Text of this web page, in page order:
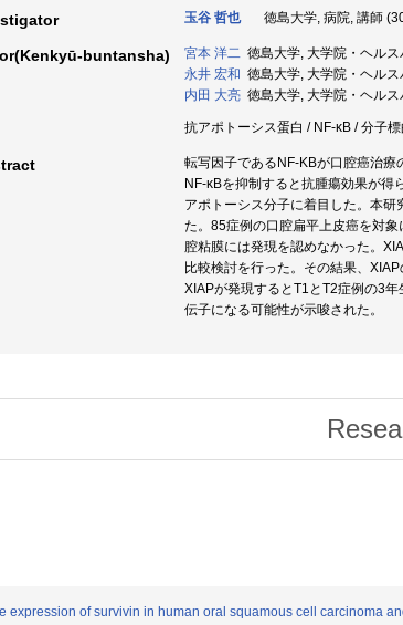
玉谷 哲也 徳島大学, 病院, 講師
buntansha) 宮本 洋二 徳島大学, 大学院・ヘル
永井 宏和 徳島大学, 大学院・ヘル
内田 大亮 徳島大学, 大学院・ヘル
抗アポトーシス蛋白 / NF-κB / 分子標
転写因子であるNF-KBが口腔癌治
NF-κBを抑制すると抗腫瘍効果が
アポトーシス分子に着目した。本
た。85症例の口腔扁平上皮癌を対
腔粘膜には発現を認めなかった。
比較検討を行った。その結果、
XIAPが発現するとT1とT2症例の3
伝子になる可能性が示唆された。
expression of survivin in human oral squamous cell carcinoma